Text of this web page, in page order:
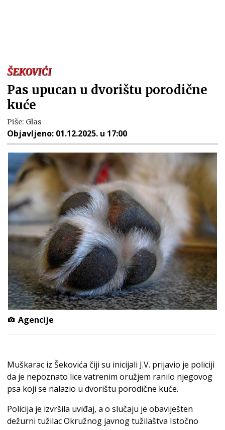
ŠEKOVIĆI
Pas upucan u dvorištu porodične
kuće
Piše: Glas
Objavljeno: 01.12.2025. u 17:00
Agencije
Muškarac iz Šekovića čiji su inicijali J.V. prijavio je policiji
da je nepoznato lice vatrenim oružjem ranilo njegovog
psa koji se nalazio u dvorištu porodične kuće.
Policija je izvršila uviđaj, a o slučaju je obaviješten
dežurni tužilac Okružnog javnog tužilaštva Istočno